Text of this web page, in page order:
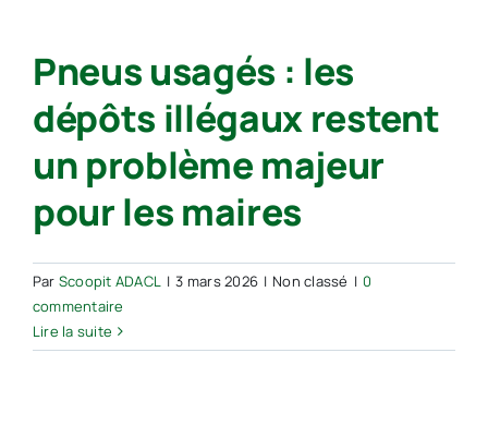
Pneus usagés : les
dépôts illégaux restent
un problème majeur
pour les maires
Par Scoopit ADACL | 3 mars 2026 | Non classé | 0
commentaire
Lire la suite